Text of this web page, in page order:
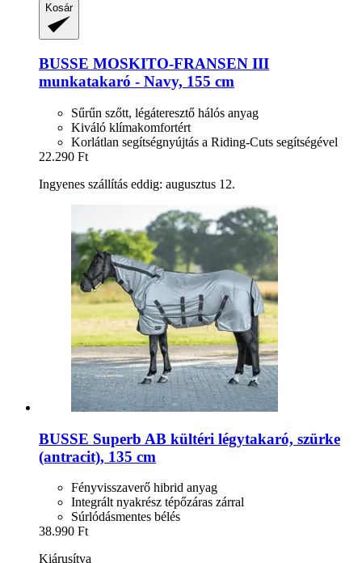
Kosár
BUSSE MOSKITO-​FRANSEN III
munkatakaró -​ Navy, 155 cm
Sűrűn szőtt, légáteresztő hálós anyag
Kiváló klímakomfortért
Korlátlan segítségnyújtás a Riding-Cuts segítségével
22.290 Ft
Ingyenes szállítás eddig: augusztus 12.
BUSSE Superb AB kültéri légytakaró, szürke
(antracit), 135 cm
Fényvisszaverő hibrid anyag
Integrált nyakrész tépőzáras zárral
Súrlódásmentes bélés
38.990 Ft
Kiárusítva